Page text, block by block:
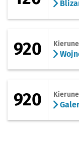
920 -
920
920 -
920